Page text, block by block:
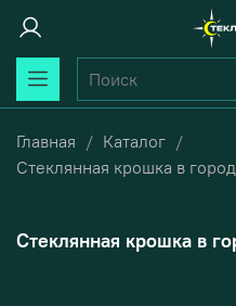
Главная
Каталог
Стеклянная крошка в
Стеклянная крошка в